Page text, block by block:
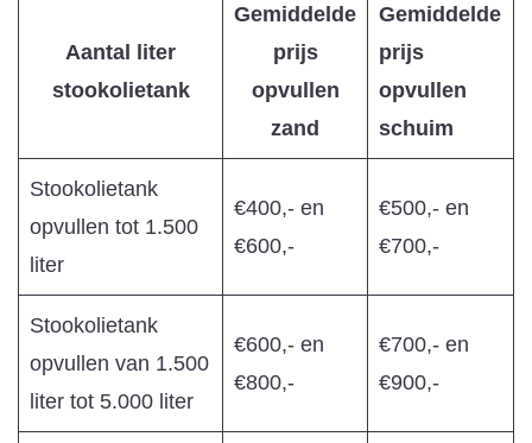
Aantal liter
stookolietank
Gemiddelde
prijs
opvullen
zand
Gemiddelde
prijs
opvullen
schuim
Stookolietank
opvullen tot 1.500
liter
€400,- en
€600,-
€500,- en
€700,-
Stookolietank
opvullen van 1.500
liter tot 5.000 liter
€600,- en
€800,-
€700,- en
€900,-